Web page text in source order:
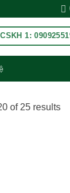
CSKH 1:
of 25 results